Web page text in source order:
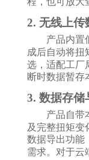
2. 无线上传
产品内置
成后自动将扭
选，适配工厂
断时数据暂存
3. 数据存储
产品自带
及完整扭矩变
数据导出功能
需求。对于云